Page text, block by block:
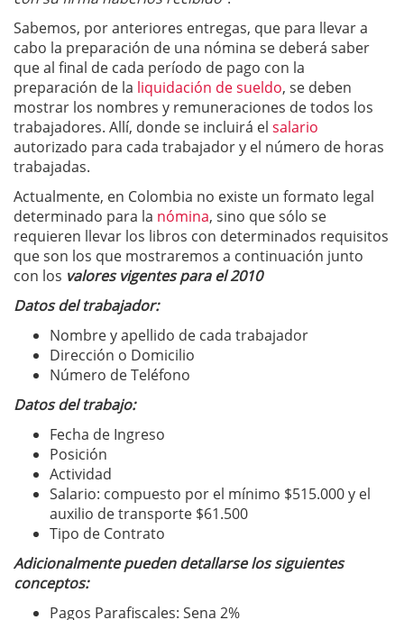
Sabemos, por anteriores entregas, que para llevar a
cabo la preparación de una nómina se deberá saber
que al final de cada período de pago con la
preparación de la liquidación de sueldo, se deben
mostrar los nombres y remuneraciones de todos los
trabajadores. Allí, donde se incluirá el salario
autorizado para cada trabajador y el número de horas
trabajadas.
Actualmente, en Colombia no existe un formato legal
determinado para la nómina, sino que sólo se
requieren llevar los libros con determinados requisitos
que son los que mostraremos a continuación junto
con los valores vigentes para el 2010
Datos del trabajador:
Nombre y apellido de cada trabajador
Dirección o Domicilio
Número de Teléfono
Datos del trabajo:
Fecha de Ingreso
Posición
Actividad
Salario: compuesto por el mínimo $515.000 y el
auxilio de transporte $61.500
Tipo de Contrato
Adicionalmente pueden detallarse los siguientes
conceptos:
Pagos Parafiscales: Sena 2%